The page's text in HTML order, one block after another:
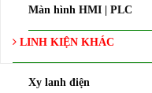
Màn hình HMI | PLC
LINH KIỆN KHÁC
Xy lanh điện